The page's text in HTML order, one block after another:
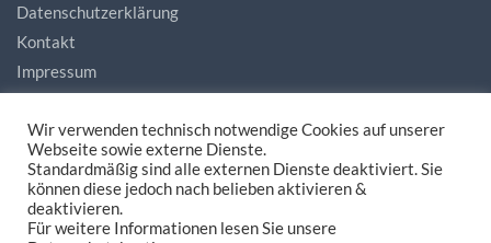
Datenschutzerklärung
Kontakt
Impressum
Made with love bynatias.de - Digitale Mediengestaltung
Wir verwenden technisch notwendige Cookies auf unserer
Webseite sowie externe Dienste.
Standardmäßig sind alle externen Dienste deaktiviert. Sie
können diese jedoch nach belieben aktivieren &
deaktivieren.
Für weitere Informationen lesen Sie unsere